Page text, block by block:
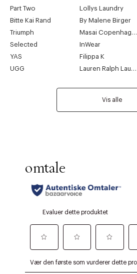
Part Two
Lollys Laundry
Bitte Kai Rand
By Malene Birger
Triumph
Masai Copenhagen
Selected
InWear
YAS
Filippa K
UGG
Lauren Ralph Lauren
Vis alle